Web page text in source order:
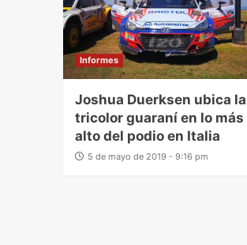
Informes
Joshua Duerksen ubica la
tricolor guaraní en lo más
alto del podio en Italia
5 de mayo de 2019 - 9:16 pm